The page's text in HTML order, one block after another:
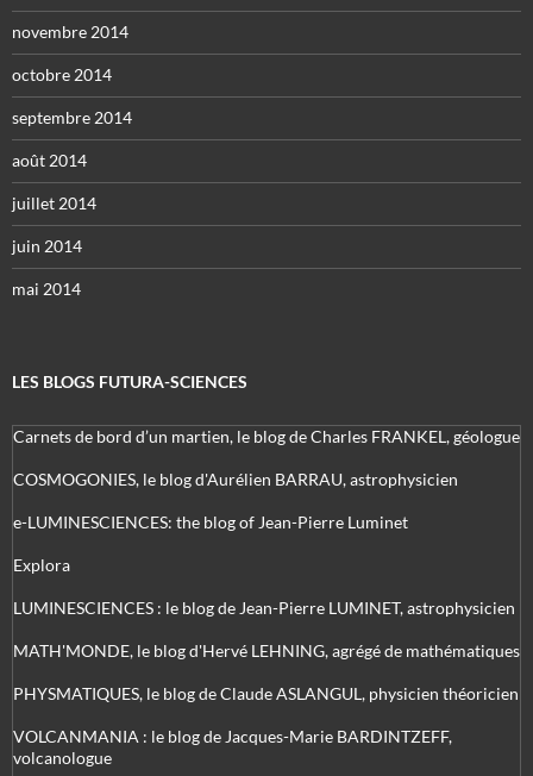
novembre 2014
octobre 2014
septembre 2014
août 2014
juillet 2014
juin 2014
mai 2014
LES BLOGS FUTURA-SCIENCES
Carnets de bord d’un martien, le blog de Charles FRANKEL, géologue
COSMOGONIES, le blog d'Aurélien BARRAU, astrophysicien
e-LUMINESCIENCES: the blog of Jean-Pierre Luminet
Explora
LUMINESCIENCES : le blog de Jean-Pierre LUMINET, astrophysicien
MATH'MONDE, le blog d'Hervé LEHNING, agrégé de mathématiques
PHYSMATIQUES, le blog de Claude ASLANGUL, physicien théoricien
VOLCANMANIA : le blog de Jacques-Marie BARDINTZEFF,
volcanologue